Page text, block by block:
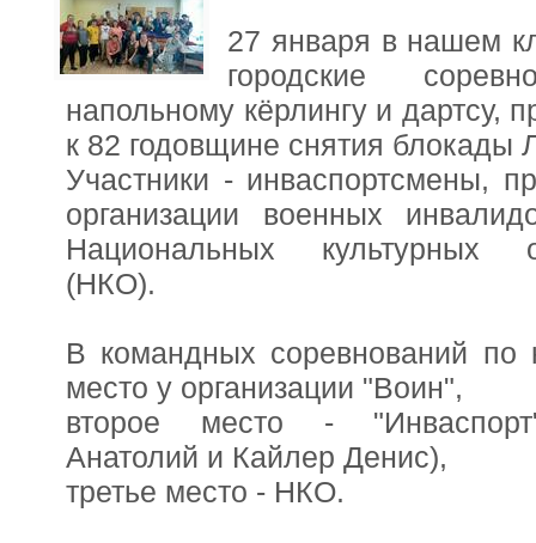
27 января в нашем
городские
напольному кёрлингу и дартсу,
к 82 годовщине снятия блокады
Участники - инваспортсмены,
организации военных
Национальных культурных
(НКО).
В командных соревнований по
место у организации "Воин",
второе место -
Анатолий и Кайлер Денис),
третье место - НКО.